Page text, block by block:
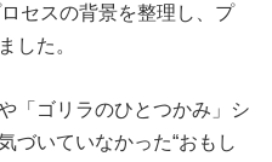
セスの背景を整理し、プ
した。
「ゴリラのひとつかみ」シ
づいていなかった“おもし